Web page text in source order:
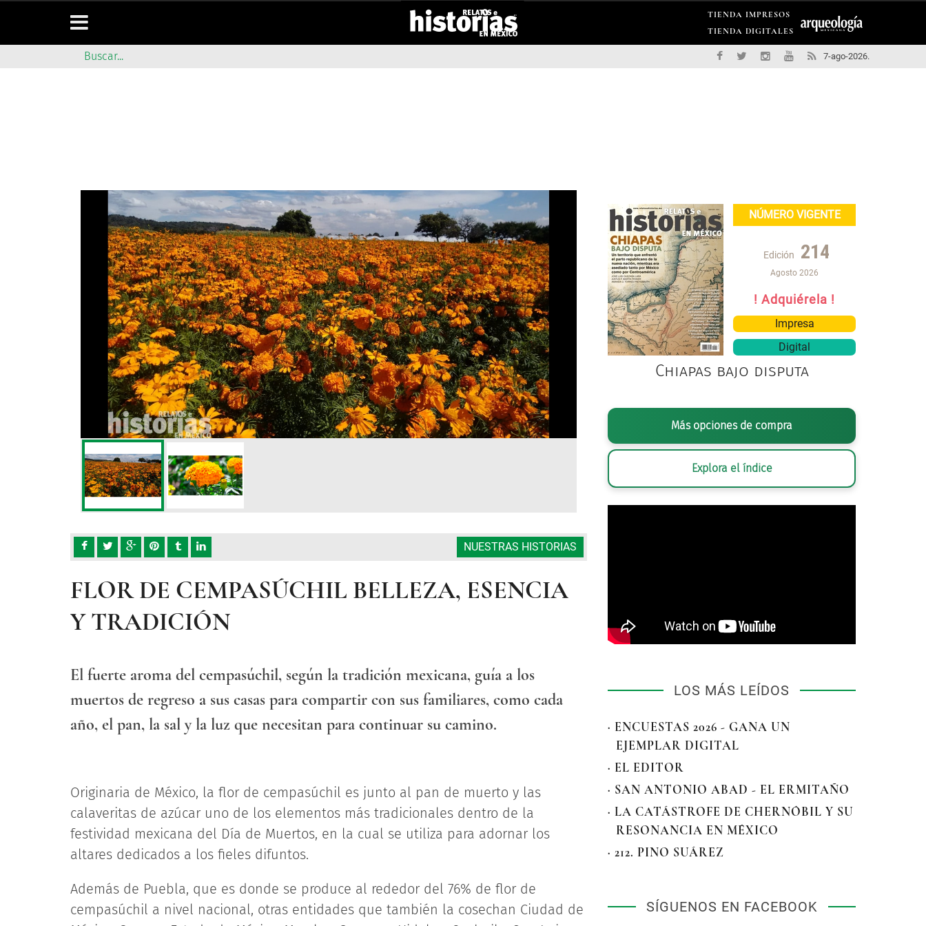
TIENDA IMPRESOS
TIENDA DIGITALES
7-ago-2026.
NUESTRAS HISTORIAS
FLOR DE CEMPASÚCHIL BELLEZA, ESENCIA
Y TRADICIÓN
El fuerte aroma del cempasúchil, según la tradición mexicana, guía a los
muertos de regreso a sus casas para compartir con sus familiares, como cada
año, el pan, la sal y la luz que necesitan para continuar su camino.
Originaria de México, la flor de cempasúchil es junto al pan de muerto y las
calaveritas de azúcar uno de los elementos más tradicionales dentro de la
festividad mexicana del Día de Muertos, en la cual se utiliza para adornar los
altares dedicados a los fieles difuntos.
Además de Puebla, que es donde se produce al rededor del 76% de flor de
cempasúchil a nivel nacional, otras entidades que también la cosechan Ciudad de
NÚMERO VIGENTE
Edición 214
Agosto 2026
! Adquiérela !
Impresa
Digital
Chiapas bajo disputa
Más opciones de compra
Explora el índice
LOS MÁS LEÍDOS
· ENCUESTAS 2026 - GANA UN
EJEMPLAR DIGITAL
· EL EDITOR
· SAN ANTONIO ABAD - EL ERMITAÑO
· LA CATÁSTROFE DE CHERNÓBIL Y SU
RESONANCIA EN MÉXICO
· 212. PINO SUÁREZ
SÍGUENOS EN FACEBOOK